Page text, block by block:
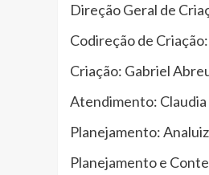
Direção Geral de
Codireção de
Criação: Gabriel
Atendimento:
Planejamento:
Planejamento e